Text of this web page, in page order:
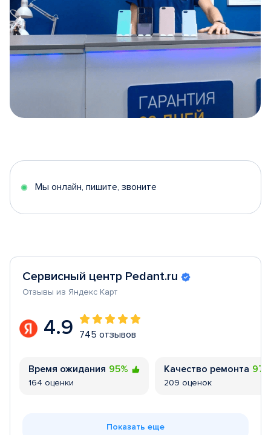
5
Мы онлайн, пишите, звоните
Сервисный центр Pedant.ru
Отзывы из Яндекс Карт
4.9 745 отзывов
Время ожидания 95%
164 оценки
Качество ремонта
209 оценок
Показать еще